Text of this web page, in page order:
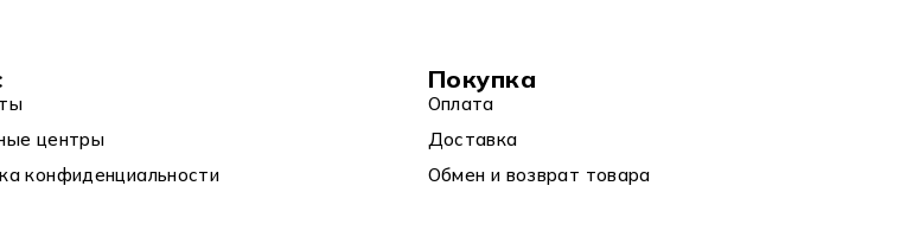
центры
конфиденциальности
Покупка
Оплата
Доставка
Обмен и возврат товара